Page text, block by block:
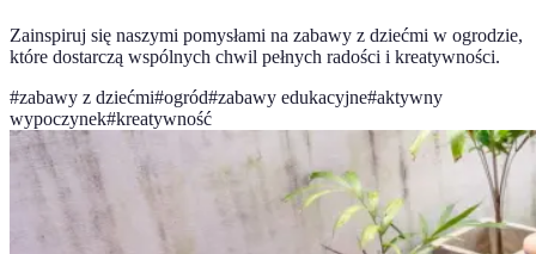
Zainspiruj się naszymi pomysłami na zabawy z dziećmi w ogrodzie,
które dostarczą wspólnych chwil pełnych radości i kreatywności.
#zabawy z dziećmi#ogród#zabawy edukacyjne#aktywny
wypoczynek#kreatywność